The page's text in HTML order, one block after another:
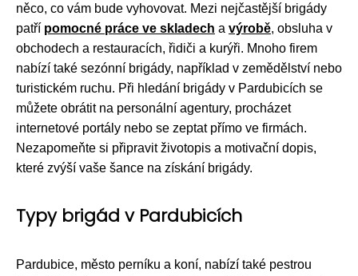
něco, co vám bude vyhovovat. Mezi nejčastější brigády
patří pomocné práce ve skladech a výrobě, obsluha v
obchodech a restauracích, řidiči a kurýři. Mnoho firem
nabízí také sezónní brigády, například v zemědělství nebo
turistickém ruchu. Při hledání brigády v Pardubicích se
můžete obrátit na personální agentury, procházet
internetové portály nebo se zeptat přímo ve firmách.
Nezapomeňte si připravit životopis a motivační dopis,
které zvýší vaše šance na získání brigády.
Typy brigád v Pardubicích
Pardubice, město perníku a koní, nabízí také pestrou